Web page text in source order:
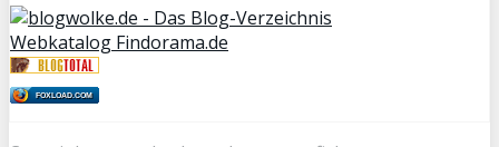
Webkatalog Findorama.de
FOXLOAD.COM